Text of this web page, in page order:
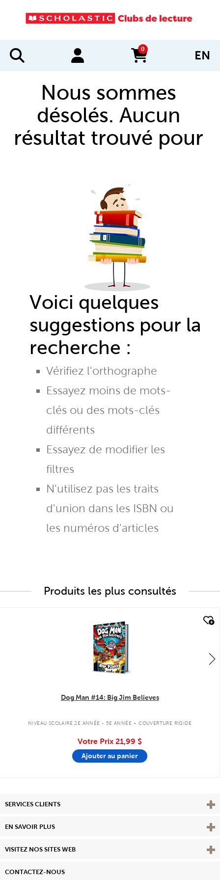
0
items in cart EN
Nous sommes
désolés. Aucun
résultat trouvé pour
Voici quelques
suggestions pour la
recherche :
Vérifiez l'orthographe
Essayez moins de mots-
clés ou des mots-clés
différents
Essayez de modifier les
filtres
N'utilisez pas les traits
d'union dans les ISBN ou
les numéros d'articles
Produits les plus consultés
Dog Man #14: Big Jim Believes
NIVEAU SCOLAIRE 2E ANNÉE - 5E ANNÉE . COUVERTURE RIGIDE
Votre Prix 21,99 $
Ajouter au panier
SERVICES CLIENTS
EN SAVOIR PLUS View
VISITEZ NOS SITES WEB
CONTACTEZ-NOUS